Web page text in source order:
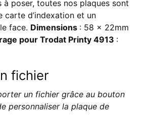
à poser, toutes nos plaques sont
carte d’indexation et un
face. Dimensions : 58 x 22mm
pour Trodat Printy 4913 :
fichier
un fichier grâce au bouton
personnaliser la plaque de